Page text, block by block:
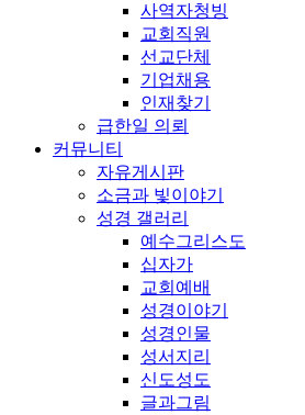
사역자청빙
교회직원
선교단체
기업채용
인재찾기
급한일 의뢰
커뮤니티
자유게시판
소금과 빛이야기
성경 갤러리
예수그리스도
십자가
교회예배
성경이야기
성경인물
성서지리
신도성도
글과그림